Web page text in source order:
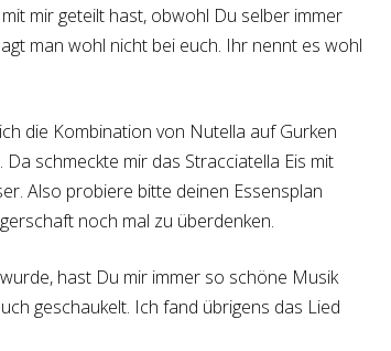
mir geteilt hast, obwohl Du selber immer
man wohl nicht bei euch. Ihr nennt es wohl
die Kombination von Nutella auf Gurken
schmeckte mir das Stracciatella Eis mit
Also probiere bitte deinen Essensplan
noch mal zu überdenken.
hast Du mir immer so schöne Musik
geschaukelt. Ich fand übrigens das Lied